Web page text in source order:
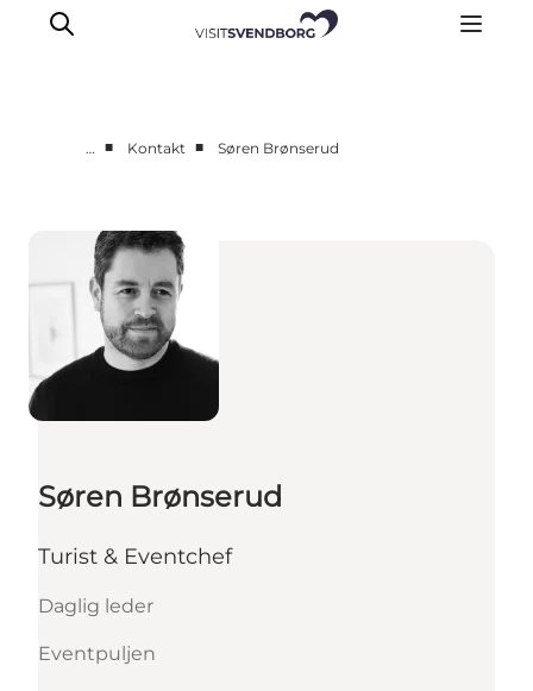
Arrangørguide
Eventpuljen
Årets Events
Om Svendborg Event & Turisme
Kontakt
… ■ Kontakt ■ Søren Brønserud
Søren Brønserud
Turist & Eventchef
Daglig leder
Eventpuljen